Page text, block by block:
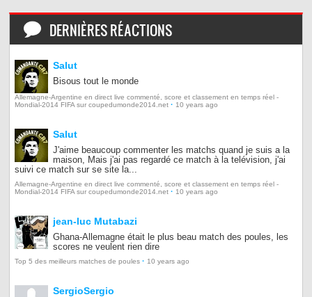
DERNIÈRES RÉACTIONS
Salut
Bisous tout le monde
Allemagne-Argentine en direct live commenté, score et classement en temps réel -
Mondial-2014 FIFA sur coupedumonde2014.net · 10 years ago
Salut
J'aime beaucoup commenter les matchs quand je suis a la
maison, Mais j'ai pas regardé ce match à la telévision, j'ai
suivi ce match sur se site la...
Allemagne-Argentine en direct live commenté, score et classement en temps réel -
Mondial-2014 FIFA sur coupedumonde2014.net · 10 years ago
jean-luc Mutabazi
Ghana-Allemagne était le plus beau match des poules, les
scores ne veulent rien dire
Top 5 des meilleurs matches de poules · 10 years ago
SergioSergio